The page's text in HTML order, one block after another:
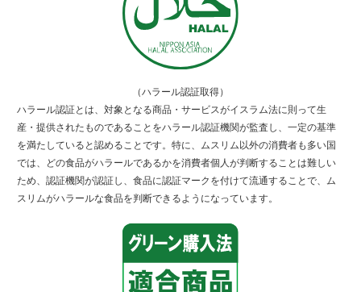
（ハラール認証取得）
ハラール認証とは、対象となる商品・サービスがイスラム法に則って生
産・提供されたものであることをハラール認証機関が監査し、一定の基準
を満たしていると認めることです。特に、ムスリム以外の消費者も多い国
では、どの食品がハラールであるかを消費者個人が判断することは難しい
ため、認証機関が認証し、食品に認証マークを付けて流通することで、ム
スリムがハラールな食品を判断できるようになっています。